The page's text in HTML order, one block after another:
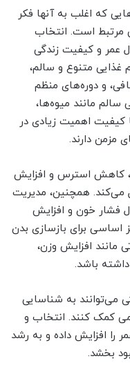
که اغلب به آنها فکر
مرتبط است. انتخاب
عمر و کیفیت زندگی
متنوع و سالم،
و دوره‌های منظم
مانند میوه‌ها،
کیفیت اهمیت زیادی در
مزمن دارند.
کاهش استرس و افزایش
می‌کند. همچنین، مدیریت
فشار خون و افزایش
برای بازسازی بدن
مانند افزایش وزن،
داشته باشد.
می‌توانند به شناسایی
کمک کنند. انتخاب و
را افزایش داده و به رشد
بخشد.